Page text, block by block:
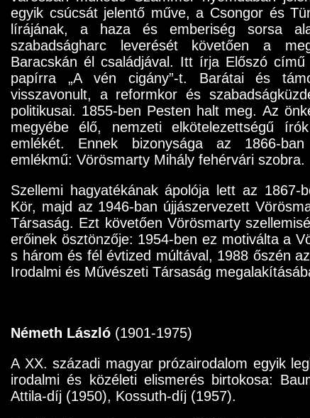
egyik csúcsát jelentő műve, a Csongor és
lírájának, a haza és emberiség sorsa
szabadságharc leverését követően a
Baracskán él családjával. Itt írja Előszó
papírra „A vén cigány”-t. Barátai és
visszavonult, a reformkor és
politikusai. 1855-ben Pesten halt meg. Az
megyébe élő, nemzeti elkötelezettségű
emlékét. Ennek bizonysága az 1866-ban
emlékmű: Vörösmarty Mihály fehérvári szobra.
Szellemi hagyatékának ápolója lett az 1867-
Kör, majd az 1946-ban újjászervezett
Társaság. Ezt követően Vörösmarty
erőinek ösztönzője: 1954-ben ez motiválta a
s három és fél évtized múltával, 1988 őszén
Irodalmi és Művészeti Társaság
Németh László (1901-1975)
A XX. századi magyar prózairodalom egyik
irodalmi és közéleti elismerés birtokosa:
Attila-díj (1950), Kossuth-díj (1957).